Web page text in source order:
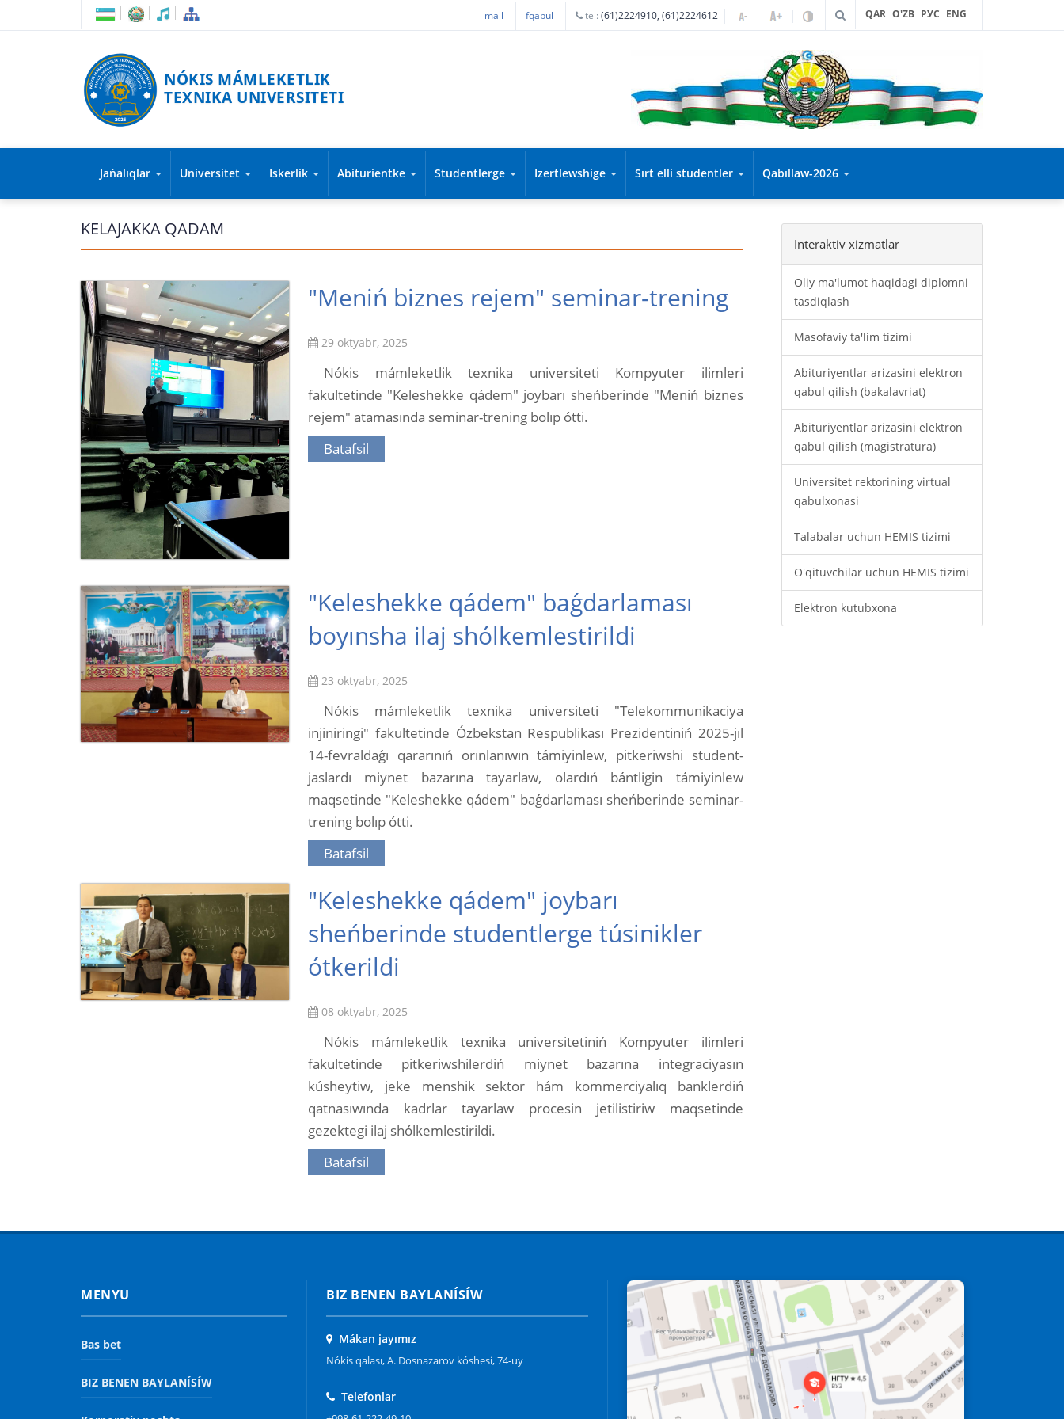
mail fqabul tel: (61)2224910, (61)2224612 QAR O'ZB РУС ENG
NÓKIS MÁMLEKETLIK
TEXNIKA UNIVERSITETI
Jańalıqlar Universitet Iskerlik Abiturientke Studentlerge Izertlewshige Sırt elli studentler Qabıllaw-2026
KELAJAKKA QADAM
"Meniń biznes rejem" seminar-trening
29 oktyabr, 2025
Nókis mámleketlik texnika universiteti Kompyuter ilimleri
fakultetinde "Keleshekke qádem" joybarı sheńberinde "Meniń biznes
rejem" atamasında seminar-trening bolıp ótti.
Batafsil
"Keleshekke qádem" baǵdarlaması
boyınsha ilaj shólkemlestirildi
23 oktyabr, 2025
Nókis mámleketlik texnika universiteti "Telekommunikaciya
injiniringi" fakultetinde Ózbekstan Respublikası Prezidentiniń 2025-jıl
14-fevraldaǵı qararınıń orınlanıwın támiyinlew, pitkeriwshi student-
jaslardı miynet bazarına tayarlaw, olardıń bántligin támiyinlew
maqsetinde "Keleshekke qádem" baǵdarlaması sheńberinde seminar-
trening bolıp ótti.
Batafsil
"Keleshekke qádem" joybarı
sheńberinde studentlerge túsinikler
ótkerildi
08 oktyabr, 2025
Nókis mámleketlik texnika universitetiniń Kompyuter ilimleri
fakultetinde pitkeriwshilerdiń miynet bazarına integraciyasın
kúsheytiw, jeke menshik sektor hám kommerciyalıq banklerdiń
qatnasıwında kadrlar tayarlaw procesin jetilistiriw maqsetinde
gezektegi ilaj shólkemlestirildi.
Batafsil
Interaktiv xizmatlar
Oliy ma'lumot haqidagi diplomni
tasdiqlash
Masofaviy ta'lim tizimi
Abituriyentlar arizasini elektron
qabul qilish (bakalavriat)
Abituriyentlar arizasini elektron
qabul qilish (magistratura)
Universitet rektorining virtual
qabulxonasi
Talabalar uchun HEMIS tizimi
O'qituvchilar uchun HEMIS tizimi
Elektron kutubxona
MENYU
Bas bet
BIZ BENEN BAYLANÍSÍW
BIZ BENEN BAYLANÍSÍW
Mákan jayımız
Nókis qalası, A. Dosnazarov kóshesi, 74-uy
Telefonlar